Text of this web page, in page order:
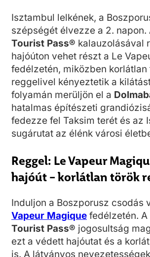
Isztambul lelkének, a
szépségét élvezze a 2. napon.
Tourist Pass® kalauzolásával
hajóúton vehet részt a Le
fedélzetén, miközben korlátlan
reggelivel kényeztetik a
folyamán merüljön el a
hatalmas építészeti
fedezze fel Taksim terét és az
sugárutat az élénk városi
Reggel: Le Vapeur
hajóút – korlátlan török
Induljon a Boszporusz csodás
Vapeur Magique fedélzetén. A
Tourist Pass® jogosultság
ezt a védett hajóutat és a
is. A látványos